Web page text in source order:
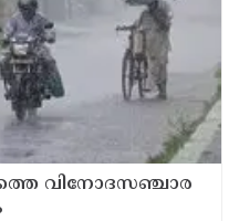
വിനോദസഞ്ചാര